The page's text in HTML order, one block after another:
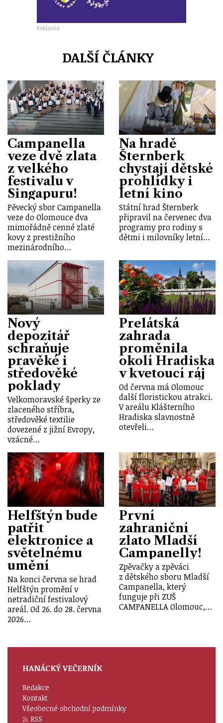
Reklama
DALŠÍ ČLÁNKY
Campanella
veze dvě zlata
z velkého
festivalu v
Singapuru!
Pěvecký sbor Campanella
veze do Olomouce dva
mimořádně cenné zlaté
kovy z prestižního
mezinárodního…
Na hradě
Šternberk
chystají dětské
prohlídky i
letní kino
Státní hrad Šternberk
připravil na červenec dva
programy pro rodiny s
dětmi i milovníky letní…
Nový
depozitář
schraňuje
pravěké i
středověké
poklady
Velkomoravské šperky ze
zlaceného stříbra,
středověké textilie
dovezené z jižní Evropy,
vzácné…
Prelátská
zahrada
proměnila
okolí Hradiska
v kvetoucí ráj
Od června má Olomouc
další floristickou atrakci.
V areálu Klášterního
Hradiska slavnostně
otevřeli…
Helfštýn bude
patřit
elektronice a
světelnému
umění
Na konci června se hrad
Helfštýn promění v
netradiční festivalový
areál. Od 26. do 28. června
2026…
První
zahraniční
zlato Mladší
Campanelly!
Zpěvačky a zpěváci
z dětského sboru Mladší
Campanella, který
funguje při ZUŠ
CAMPANELLA Olomouc,…
HANÁCKÝ VEČERNÍK
Redakce
Kontakt
Všeobecné obchodní podmínky
RSS